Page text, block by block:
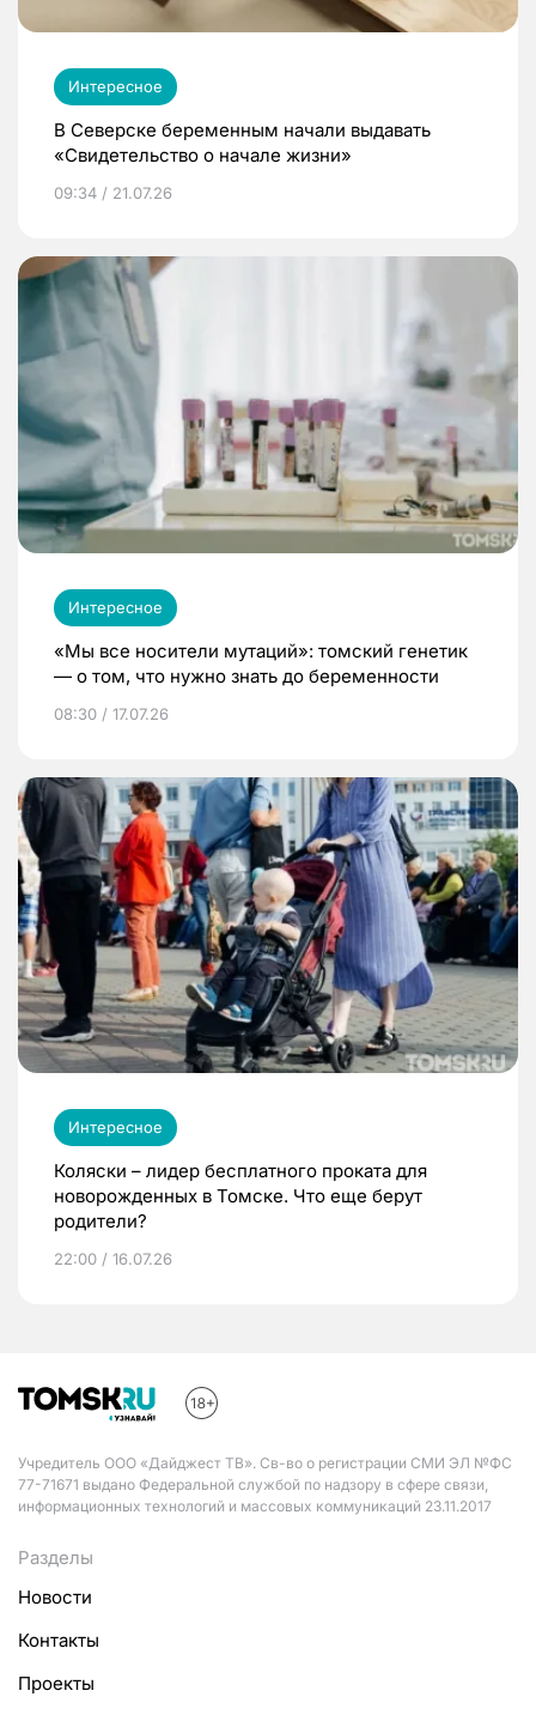
Интересное
В Северске беременным начали выдавать
«Свидетельство о начале жизни»
09:34 / 21.07.26
Интересное
«Мы все носители мутаций»: томский генетик
— о том, что нужно знать до беременности
08:30 / 17.07.26
Интересное
Коляски – лидер бесплатного проката для
новорожденных в Томске. Что еще берут
родители?
22:00 / 16.07.26
Учредитель ООО «Дайджест ТВ». Св-во о регистрации СМИ ЭЛ №ФС
77-71671 выдано Федеральной службой по надзору в сфере связи,
информационных технологий и массовых коммуникаций 23.11.2017
Разделы
Новости
Контакты
Проекты